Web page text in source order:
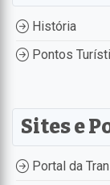
História
Pontos
Sites e
Portal da